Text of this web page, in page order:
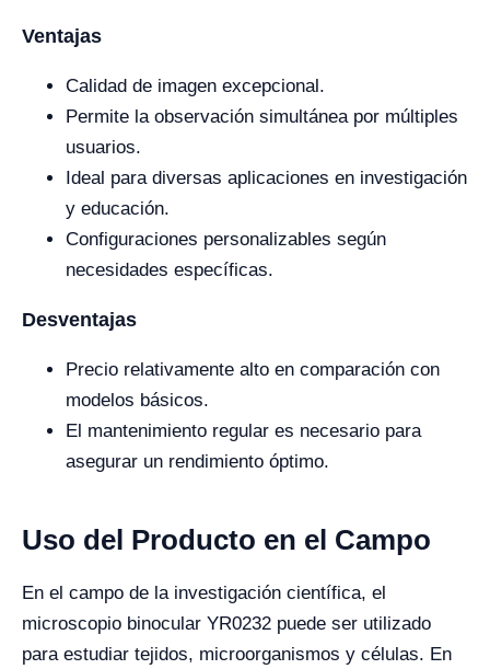
Ventajas
Calidad de imagen excepcional.
Permite la observación simultánea por múltiples
usuarios.
Ideal para diversas aplicaciones en investigación
y educación.
Configuraciones personalizables según
necesidades específicas.
Desventajas
Precio relativamente alto en comparación con
modelos básicos.
El mantenimiento regular es necesario para
asegurar un rendimiento óptimo.
Uso del Producto en el Campo
En el campo de la investigación científica, el
microscopio binocular YR0232 puede ser utilizado
para estudiar tejidos, microorganismos y células. En